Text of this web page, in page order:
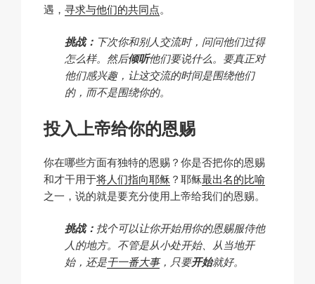
遇， 寻求与他们的共同点。
挑战： 下次你和别人交流时，问问他们过得
怎么样。然后倾听他们要说什么。要真正对
他们感兴趣，让这交流的时间是围绕他们
的，而不是围绕你的。
投入上帝给你的恩赐
你在哪些方面有独特的恩赐？你是否把你的恩赐
和才干用于将人们指向耶稣 ？耶稣最出名的比喻
之一，说的就是要充分使用上帝给我们的恩赐。
挑战： 找个可以让你开始用你的恩赐服侍他
人的地方。不管是从小处开始、从当地开
始，还是干一番大事，只要开始就好。